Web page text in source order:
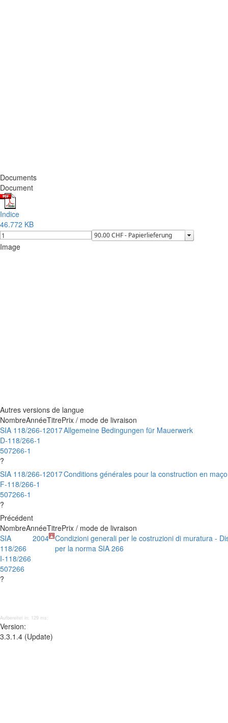
Documents
Document
Indice
46.772 KB
Image
Autres versions de langue
NombreAnnéeTitrePrix / mode de livraison
SIA 118/266-1
D-118/266-1
507266-1
?
2017Allgemeine Bedingungen für Mauerwerk
SIA 118/266-1
F-118/266-1
507266-1
?
2017Conditions générales pour la construction en
Précédent
NombreAnnéeTitrePrix / mode de livraison
SIA
118/266
I-118/266
507266
?
2004 Condizioni generali per le costruzioni di muratura -
per la norma SIA 266
Aufbereitet in: 129 ms;
Version:
3.3.1.4 (Update)